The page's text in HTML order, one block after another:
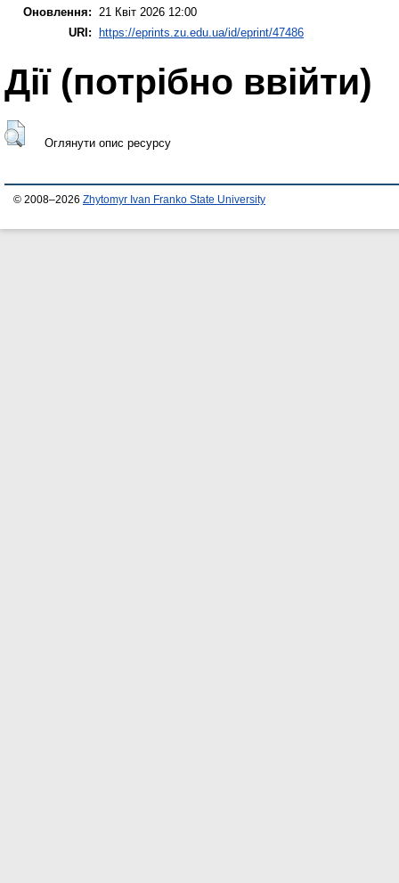
Оновлення: 21 Квіт 2026 12:00
URI:
https://eprints.zu.edu.ua/id/eprint/47486
Дії ​​(потрібно ввійти)
Оглянути опис ресурсу
© 2008–2026 Zhytomyr Ivan Franko State University